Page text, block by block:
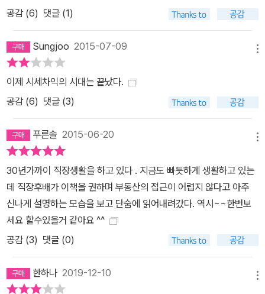
투자금 1,000만 원, 500만 원, 심지어 돈 없이도 집을 장만했다. 10
하게 나와 있으며, 소액으로 할 수 있는 투자처 찾는 법 또한 부록으로
제공했다. 책은 총 4장으로 구성되어 있다. 1장은 당신이 부자가 되는
것을 가로막고 있는 내·외부적 장애물을 하나씩 꼽으며 선입견을 버
리는 단계다. 2장은 실제로 월급쟁이인 저자 너바나가 구축한 돈 버
는 시스템을 부동산 투자 매입기를 통해 공개된다. 3장은 돈 걱정 없
는 월급쟁이가 되기 위해 독자들이 가장 먼저 생각해야 할 것들이 담
겼으며, 4장에서는 초보 투자자가 바로 시작해야 할 공부법과 실전
투자에서 알아두면 유용한 투자 기술들이 소개된다. “나는 부동산과
맞벌이하는, 월급쟁이 부자다!” 월급쟁이로서 돈 걱정 없이 살고 싶다
면, 자아실현을 위한 직장생활을 하고 싶다면! 그동안 재테크 분야에
서 ‘월급쟁이 부자’라는 키워드가 빈번히 오르내렸다. 월급쟁이 부자
가 있다, 없다 논란까지 있었다. 엄밀히 말해 이 책의 저자는 월급쟁이
으로 부자가 될 수 없다고 말한다. 그래서 급여 외 소득을 창출하는 시
스템을 마련하는 투자와 직장생활을 병행했다. 실제로 투자로 큰돈을
공감 (6) 댓글 (1)
Sungjoo 2015-07-09
이제 시세차익의 시대는 끝났다.
공감 (6) 댓글 (3)
푸른솔 2015-06-20
30년가까이 직장생활을 하고 있다 . 지금도 빠듯하게 생활하고 있는
데 직장후배가 이책을 권하며 부동산의 접근이 어렵지 않다고 아주
신나게 설명하는 모습을 보고 단숨에 읽어내려갔다. 역시~~한번보
세요 할수있을거 같아요 ^^
공감 (3) 댓글 (0)
한하나 2019-12-10